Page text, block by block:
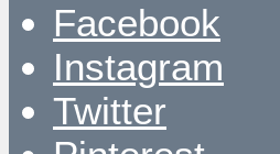
Facebook
Instagram
Twitter